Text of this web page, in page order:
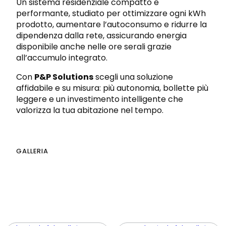
performante, studiato per ottimizzare ogni kWh
prodotto, aumentare l’autoconsumo e ridurre la
dipendenza dalla rete, assicurando energia
disponibile anche nelle ore serali grazie
all’accumulo integrato.
Con P&P Solutionsscegli una soluzione
affidabile e su misura: più autonomia, bollette più
leggere e un investimento intelligente che
valorizza la tua abitazione nel tempo.
GALLERIA